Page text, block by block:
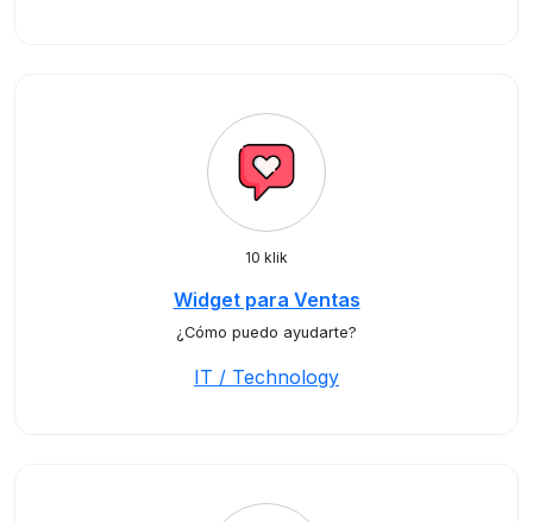
10 klik
Widget para Ventas
¿Cómo puedo ayudarte?
IT / Technology